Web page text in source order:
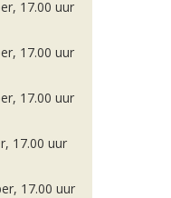
17.00 uur
17.00 uur
17.00 uur
17.00 uur
17.00 uur